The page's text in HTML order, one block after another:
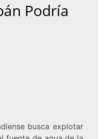
Podría
busca explotar